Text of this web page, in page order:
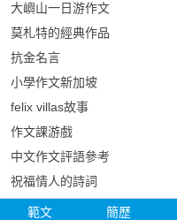
大嶼山一日游作文
莫札特的經典作品
抗金名言
小學作文新加坡
felix villas故事
作文課游戲
中文作文評語參考
祝福情人的詩詞
範文 簡歷